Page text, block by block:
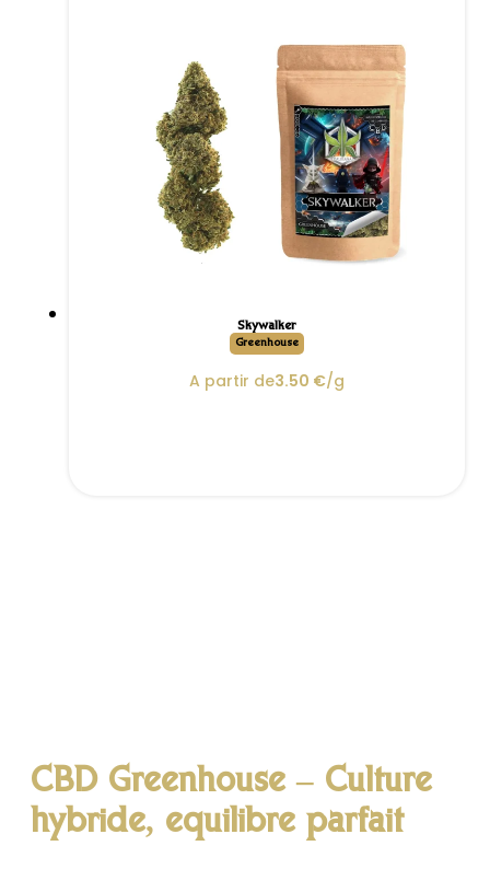
Skywalker
Greenhouse
A partir de3.50 €/g
CBD Greenhouse – Culture
hybride, équilibre parfait